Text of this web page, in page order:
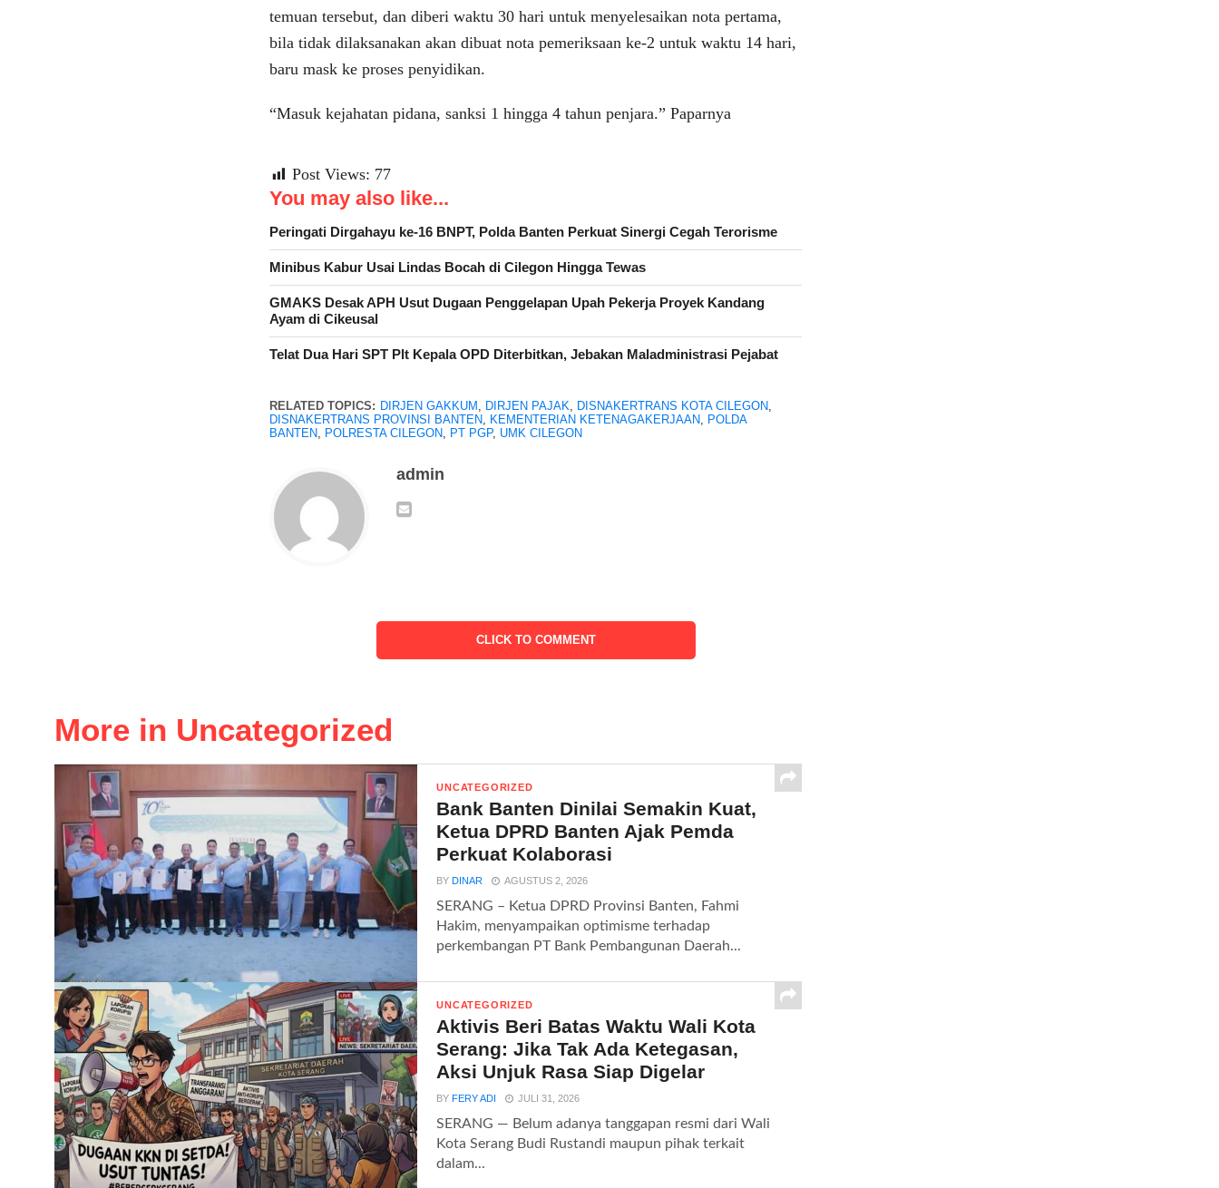
temuan tersebut, dan diberi waktu 30 hari untuk menyelesaikan nota pertama,
bila tidak dilaksanakan akan dibuat nota pemeriksaan ke-2 untuk waktu 14 hari,
baru mask ke proses penyidikan.
“Masuk kejahatan pidana, sanksi 1 hingga 4 tahun penjara.” Paparnya
Post Views: 77
You may also like...
Peringati Dirgahayu ke-16 BNPT, Polda Banten Perkuat Sinergi Cegah Terorisme
Minibus Kabur Usai Lindas Bocah di Cilegon Hingga Tewas
GMAKS Desak APH Usut Dugaan Penggelapan Upah Pekerja Proyek Kandang
Ayam di Cikeusal
Telat Dua Hari SPT Plt Kepala OPD Diterbitkan, Jebakan Maladministrasi Pejabat
RELATED TOPICS: DIRJEN GAKKUM , DIRJEN PAJAK, DISNAKERTRANS KOTA CILEGON,
DISNAKERTRANS PROVINSI BANTEN, KEMENTERIAN KETENAGAKERJAAN, POLDA
BANTEN, POLRESTA CILEGON, PT PGP, UMK CILEGON
admin
CLICK TO COMMENT
More in Uncategorized
UNCATEGORIZED
Bank Banten Dinilai Semakin Kuat,
Ketua DPRD Banten Ajak Pemda
Perkuat Kolaborasi
BYDINAR AGUSTUS 2, 2026
SERANG – Ketua DPRD Provinsi Banten, Fahmi
Hakim, menyampaikan optimisme terhadap
perkembangan PT Bank Pembangunan Daerah...
UNCATEGORIZED
Aktivis Beri Batas Waktu Wali Kota
Serang: Jika Tak Ada Ketegasan,
Aksi Unjuk Rasa Siap Digelar
BYFERY ADI JULI 31, 2026
SERANG — Belum adanya tanggapan resmi dari Wali
Kota Serang Budi Rustandi maupun pihak terkait
dalam...